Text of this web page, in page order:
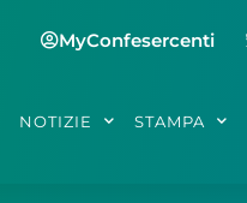
MyConfesercenti
NOTIZIE STAMPA